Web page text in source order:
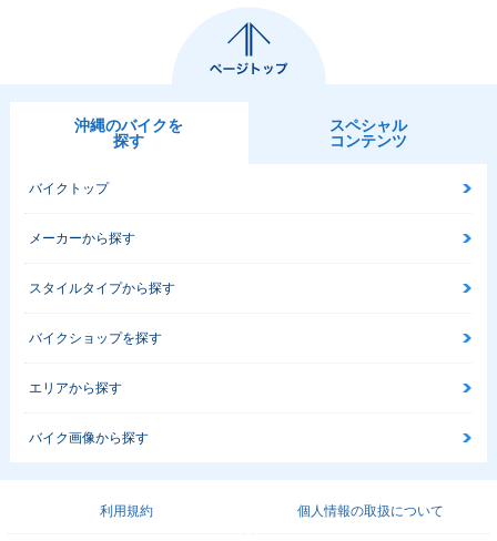
沖縄のバイクを
探す
スペシャル
コンテンツ
バイクトップ
メーカーから探す
スタイルタイプから探す
バイクショップを探す
エリアから探す
バイク画像から探す
利用規約 個人情報の取扱について